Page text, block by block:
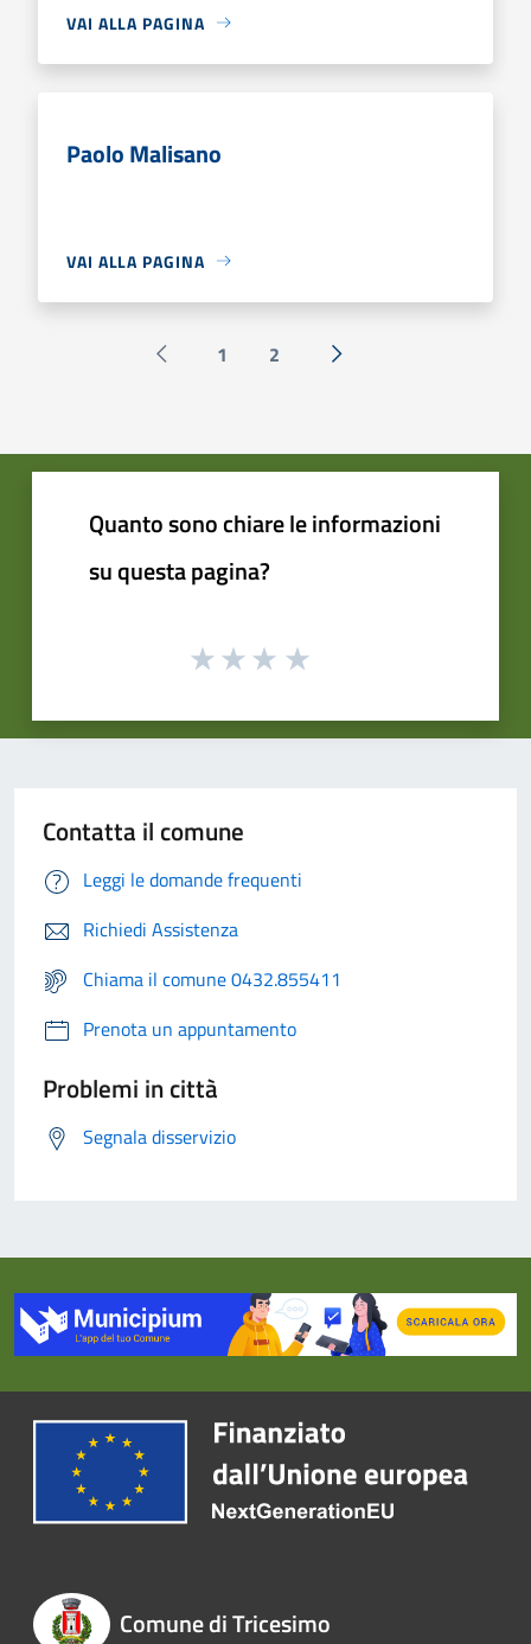
VAI ALLA PAGINA
Paolo Malisano
VAI ALLA PAGINA
Pagina precedente
1 2 Successiva »
Quanto sono chiare le informazioni
su questa pagina?
Contatta il comune
Leggi le domande frequenti
Richiedi Assistenza
Chiama il comune 0432.855411
Prenota un appuntamento
Problemi in città
Segnala disservizio
Comune di Tricesimo